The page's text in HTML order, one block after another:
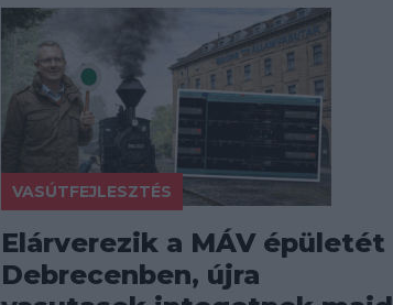
VASÚTFEJLESZTÉS
Elárverezik a MÁV épületét
Debrecenben, újra